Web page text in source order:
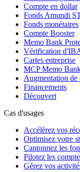
Compte en dollar
Fonds Amundi
Fonds monétaires
Compte Booster
Memo Bank
Vérification
Cartes entreprise
MCP Memo
Augmentation de
Financements
Découvert
Cas d'usages
Accélérez vos
Optimisez votre
Cantonnez les
Pilotez les
Gérez vos